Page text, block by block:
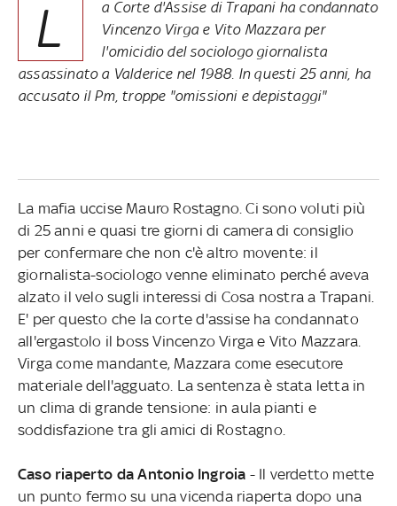
L
a Corte d'Assise di Trapani ha condannato
Vincenzo Virga e Vito Mazzara per
l'omicidio del sociologo giornalista
assassinato a Valderice nel 1988. In questi 25 anni, ha
accusato il Pm, troppe "omissioni e depistaggi"
La mafia uccise Mauro Rostagno. Ci sono voluti più
di 25 anni e quasi tre giorni di camera di consiglio
per confermare che non c'è altro movente: il
giornalista-sociologo venne eliminato perché aveva
alzato il velo sugli interessi di Cosa nostra a Trapani.
E' per questo che la corte d'assise ha condannato
all'ergastolo il boss Vincenzo Virga e Vito Mazzara.
Virga come mandante, Mazzara come esecutore
materiale dell'agguato. La sentenza è stata letta in
un clima di grande tensione: in aula pianti e
soddisfazione tra gli amici di Rostagno.
Caso riaperto da Antonio Ingroia - Il verdetto mette
un punto fermo su una vicenda riaperta dopo una